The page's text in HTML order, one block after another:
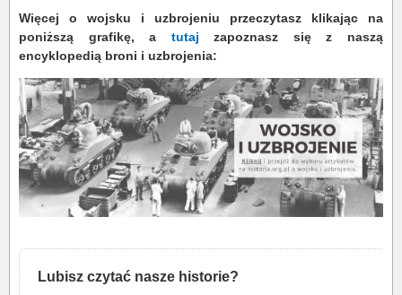
Więcej o wojsku i uzbrojeniu przeczytasz klikając na
poniższą grafikę, a tutaj zapoznasz się z naszą
encyklopedią broni i uzbrojenia:
Lubisz czytać nasze historie?